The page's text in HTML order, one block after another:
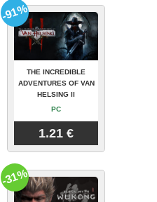
THE INCREDIBLE
ADVENTURES OF VAN
HELSING II
PC
1.21 €
-91%
-31%